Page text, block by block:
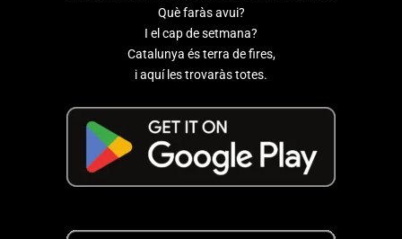
Què faràs avui?
I el cap de setmana?
Catalunya és terra de fires,
i aquí les trovaràs totes.